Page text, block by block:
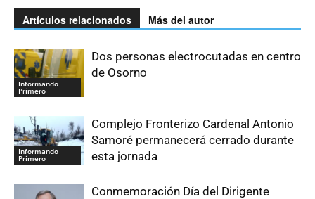
Artículos relacionados Más del autor
Informando
Primero
Dos personas electrocutadas en centro
de Osorno
Informando
Primero
Complejo Fronterizo Cardenal Antonio
Samoré permanecerá cerrado durante
esta jornada
Conmemoración Día del Dirigente